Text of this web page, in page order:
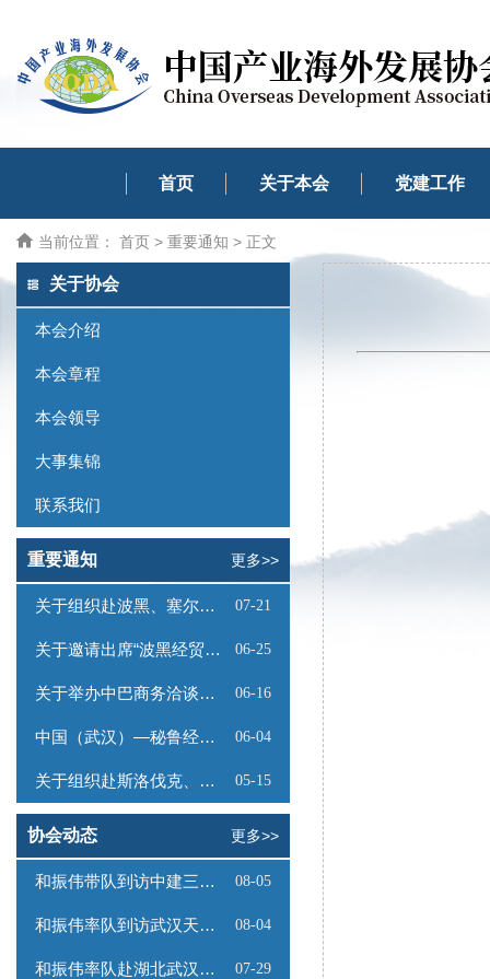
首页 关于本会 党建工作
当前位置： 首页 > 重要通知 > 正文
关于协会
本会介绍
本会章程
本会领导
大事集锦
联系我们
重要通知 更多>>
关于组织赴波黑、塞尔维亚商务考察的函 07-21
关于邀请出席“波黑经贸投资推介会”的函 06-25
关于举办中巴商务洽谈会的通知 06-16
中国（武汉）—秘鲁经贸合作推介会邀请函 06-04
关于组织赴斯洛伐克、奥地利商务考察的函 05-15
协会动态 更多>>
和振伟带队到访中建三局数字工程有限公司 08-05
和振伟率队到访武汉天源集团 08-04
和振伟率队赴湖北武汉调研 07-29